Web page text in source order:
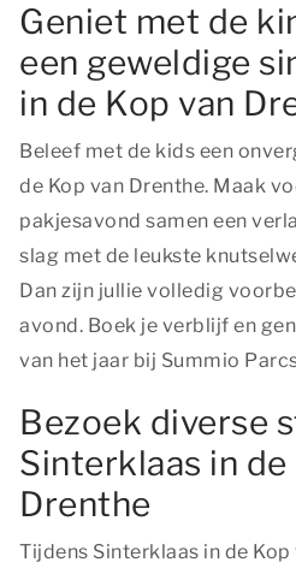
Geniet met de
een geweldige
in de Kop van
Beleef met de kids een
de Kop van Drenthe. Maak
pakjesavond samen een
slag met de leukste
Dan zijn jullie volledig
avond. Boek je verblijf en
van het jaar bij Summio
Bezoek diverse
Sinterklaas in de
Drenthe
Tijdens Sinterklaas in de